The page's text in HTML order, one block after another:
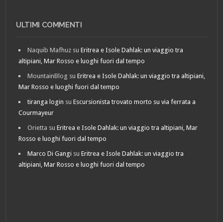
ULTIMI COMMENTI
Naquib Mafhuz suEritrea e Isole Dahlak: un viaggio tra
altipiani, Mar Rosso e luoghi fuori dal tempo
MountainBlog suEritrea e Isole Dahlak: un viaggio tra altipiani,
Mar Rosso e luoghi fuori dal tempo
tiranga login suEscursionista trovato morto su via ferrata a
Courmayeur
Orietta suEritrea e Isole Dahlak: un viaggio tra altipiani, Mar
Rosso e luoghi fuori dal tempo
Marco Di Gangi suEritrea e Isole Dahlak: un viaggio tra
altipiani, Mar Rosso e luoghi fuori dal tempo